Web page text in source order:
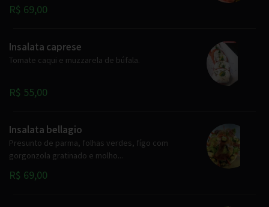
R$ 69,00
Insalata caprese
Tomate caqui e muzzarela de búfala.
R$ 55,00
Insalata bellagio
Presunto de parma, folhas verdes, fígo com
gorgonzola gratinado e molho...
R$ 69,00